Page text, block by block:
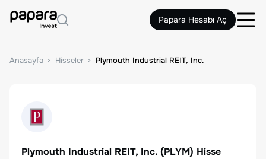
Papara Hesabı Aç
Anasayfa Hisseler Plymouth Industrial REIT, Inc.
Plymouth Industrial REIT, Inc. (PLYM) Hisse